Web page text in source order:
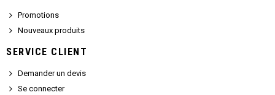
Promotions
Nouveaux produits
SERVICE CLIENT
Demander un devis
Se connecter